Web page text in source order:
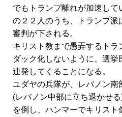
でもトランプ離れが加速して
の２２人のうち、トランプ派
審判が下される。
キリスト教まで愚弄するトラ
ダック化しないように、選
連発してくることになる。
ユダヤの兵隊が、レバノン南
(レバノン中部に立ち退かせ
を倒し、ハンマーでキリスト